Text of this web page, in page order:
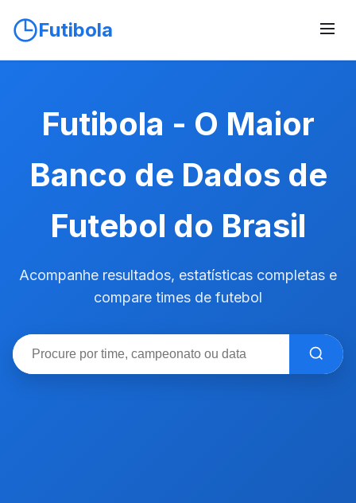
Futibola
Futibola - O Maior
Banco de Dados de
Futebol do Brasil
Acompanhe resultados, estatísticas completas e
compare times de futebol